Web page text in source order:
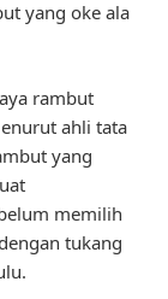
yang oke ala
rambut
ahli tata
yang
memilih
tukang